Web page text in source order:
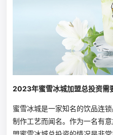
2023年蜜雪冰城加盟总投资需
蜜雪冰城是一家知名的饮品连
制作工艺而闻名。作为一名有